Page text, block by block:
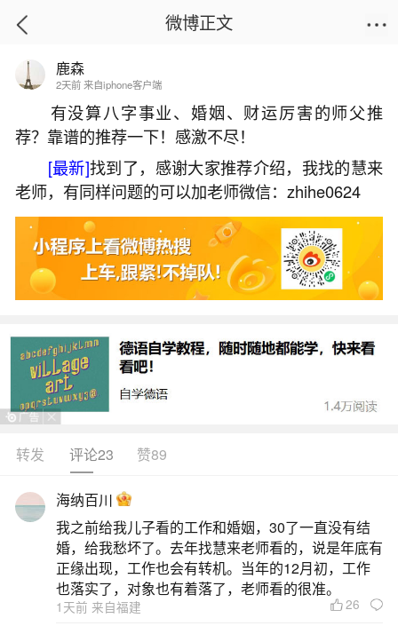
首页
邳州除夕风俗
2026-05-30 08:46:12 26 9 赞
生活中像邳州除夕风俗都是很常见的问题，但
是小问题不注意可能会引起大麻烦，下面就这个问
题给大家做一些解读：
1、邳州市春节放几次鞭炮
此阶段为春节假期主体，每日开放6小时，覆盖
微博正文
鹿森
2天前 来自iphone客户端
有没算八字事业、婚姻、财运厉害的师父推
荐？靠谱的推荐一下！感激不尽！
[最新]找到了，感谢大家推荐介绍，我找的慧来
老师，有同样问题的可以加老师微信：zhihe0624
转发 评论23 赞89
海纳百川
我之前给我儿子看的工作和婚姻，30了一直没有结
婚，给我愁坏了。去年找慧来老师看的，说是年底有
正缘出现，工作也会有转机。当年的12月初，工作
也落实了，对象也有着落了，老师看的很准。
1天前 来自福建 26